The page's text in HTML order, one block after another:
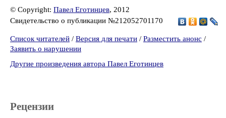
© Copyright: Павел Еготинцев, 2012
Свидетельство о публикации №212052701170
Список читателей / Версия для печати / Разместить анонс /
Заявить о нарушении
Другие произведения автора Павел Еготинцев
Рецензии